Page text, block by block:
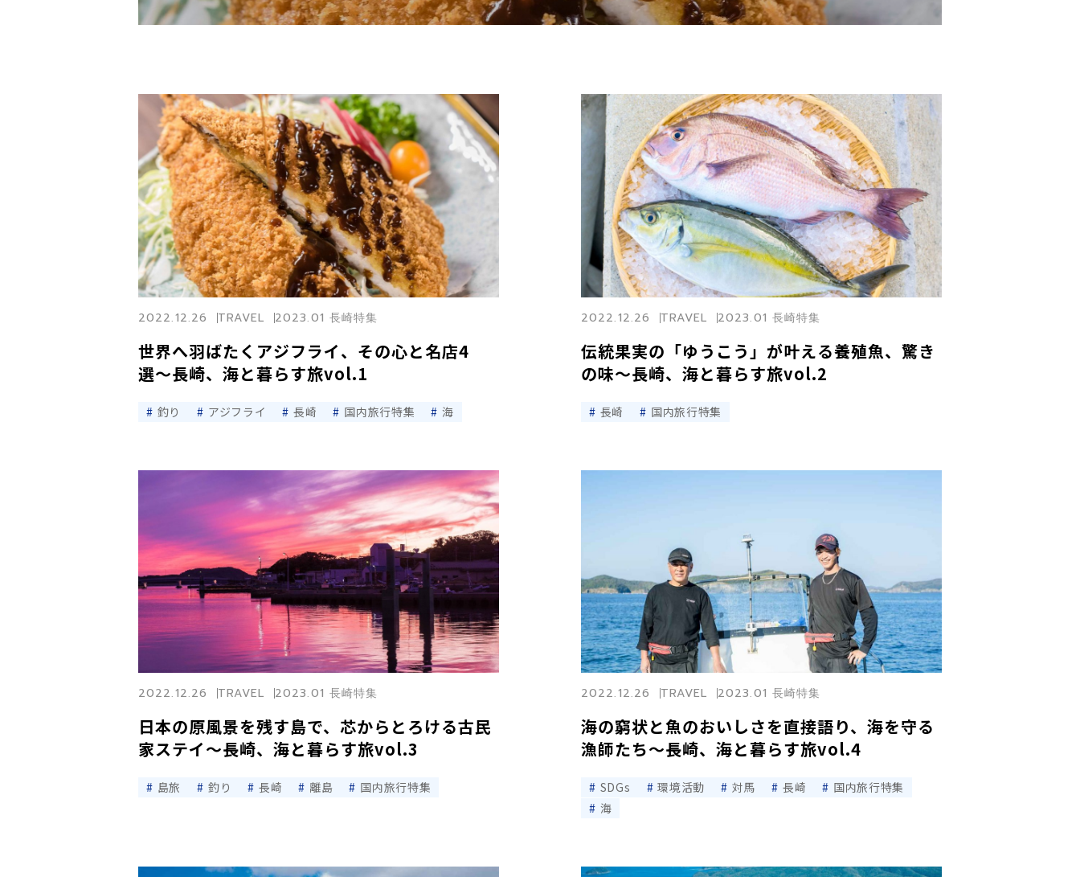
世界へ羽ばたくアジフライ、その心と名店4
選〜長崎、海と暮らす旅vol.1
2022.12.26 TRAVEL 2023.01 長崎特集
釣り アジフライ 長崎 国内旅行特集 海
伝統果実の「ゆうこう」が叶える養殖魚、驚き
の味〜長崎、海と暮らす旅vol.2
2022.12.26 TRAVEL 2023.01 長崎特集
長崎 国内旅行特集
日本の原風景を残す島で、芯からとろける古民
家ステイ〜長崎、海と暮らす旅vol.3
2022.12.26 TRAVEL 2023.01 長崎特集
島旅 釣り 長崎 離島 国内旅行特集
海の窮状と魚のおいしさを直接語り、海を守る
漁師たち〜長崎、海と暮らす旅vol.4
2022.12.26 TRAVEL 2023.01 長崎特集
SDGs 環境活動 対馬 長崎
国内旅行特集
海